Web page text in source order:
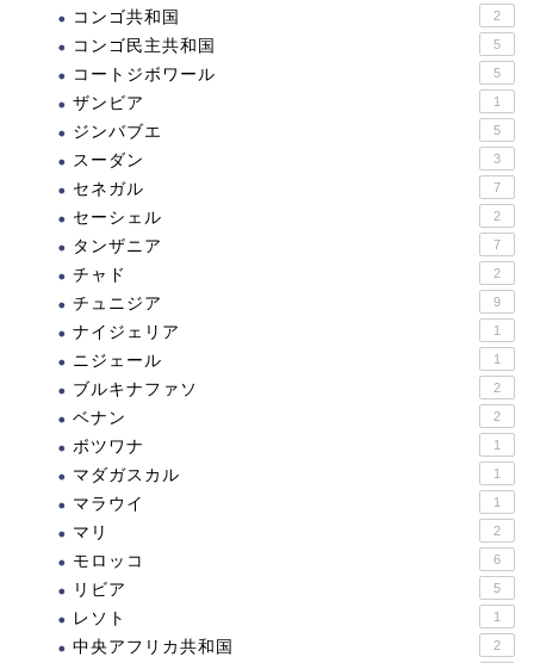
コンゴ共和国 2
コンゴ民主共和国 5
コートジボワール 5
ザンビア 1
ジンバブエ 5
スーダン 3
セネガル 7
セーシェル 2
タンザニア 7
チャド 2
チュニジア 9
ナイジェリア 1
ニジェール 1
ブルキナファソ 2
ベナン 2
ボツワナ 1
マダガスカル 1
マラウイ 1
マリ 2
モロッコ 6
リビア 5
レソト 1
中央アフリカ共和国 2